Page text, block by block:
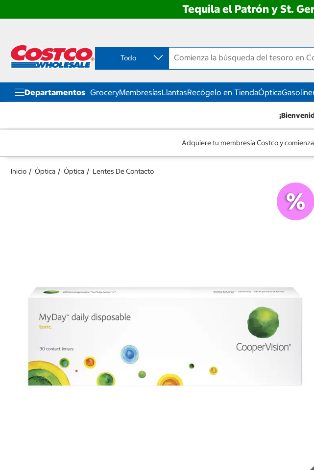
Tequila el Patrón y St.
contenido
menú
navegación
Todo
Departamentos GroceryMembresíasLlantasRecógelo en TiendaÓptica
Adquiere tu membresía Costco y
Inicio Óptica Óptica Lentes De Contacto